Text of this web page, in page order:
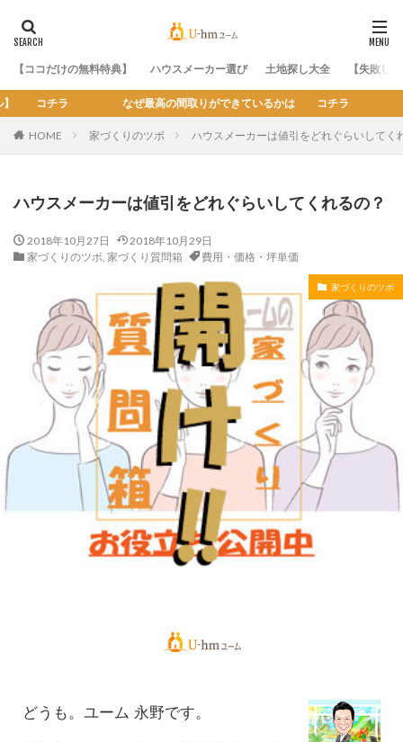
【ココだけの無料特典】 ハウスメーカー選び 土地探し大全 【失敗し
の間取りができているかは コチラ
HOME 家づくりのツボ ハウスメーカーは値引をどれぐらいしてく
ハウスメーカーは値引をどれぐらいしてくれるの？
2018年10月27日
2018年10月29日
家づくりのツボ, 家づくり質問箱 費用・価格・坪単価
家づくりのツボ
どうも。ユーム 永野です。